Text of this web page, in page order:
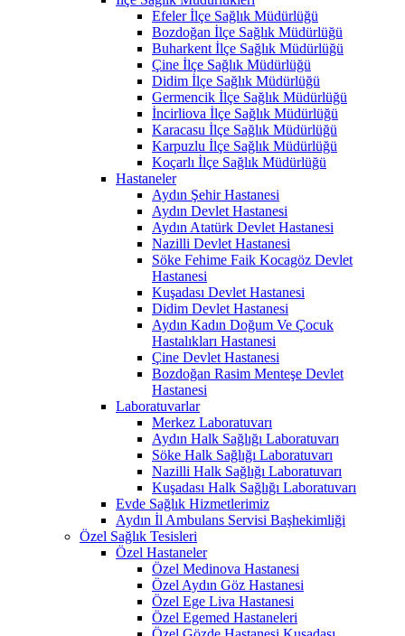
Efeler İlçe Sağlık Müdürlüğü
Bozdoğan İlçe Sağlık Müdürlüğü
Buharkent İlçe Sağlık Müdürlüğü
Çine İlçe Sağlık Müdürlüğü
Didim İlçe Sağlık Müdürlüğü
Germencik İlçe Sağlık Müdürlüğü
İncirliova İlçe Sağlık Müdürlüğü
Karacasu İlçe Sağlık Müdürlüğü
Karpuzlu İlçe Sağlık Müdürlüğü
Koçarlı İlçe Sağlık Müdürlüğü
Hastaneler
Aydın Şehir Hastanesi
Aydın Devlet Hastanesi
Aydın Atatürk Devlet Hastanesi
Nazilli Devlet Hastanesi
Söke Fehime Faik Kocagöz Devlet
Hastanesi
Kuşadası Devlet Hastanesi
Didim Devlet Hastanesi
Aydın Kadın Doğum Ve Çocuk
Hastalıkları Hastanesi
Çine Devlet Hastanesi
Bozdoğan Rasim Menteşe Devlet
Hastanesi
Laboratuvarlar
Merkez Laboratuvarı
Aydın Halk Sağlığı Laboratuvarı
Söke Halk Sağlığı Laboratuvarı
Nazilli Halk Sağlığı Laboratuvarı
Kuşadası Halk Sağlığı Laboratuvarı
Evde Sağlık Hizmetlerimiz
Aydın İl Ambulans Servisi Başhekimliği
Özel Sağlık Tesisleri
Özel Hastaneler
Özel Medinova Hastanesi
Özel Aydın Göz Hastanesi
Özel Ege Liva Hastanesi
Özel Egemed Hastaneleri